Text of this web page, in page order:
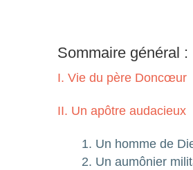
Sommaire général :
I. Vie du père Doncœur
II. Un apôtre audacieux
Un homme de
Un aumônier